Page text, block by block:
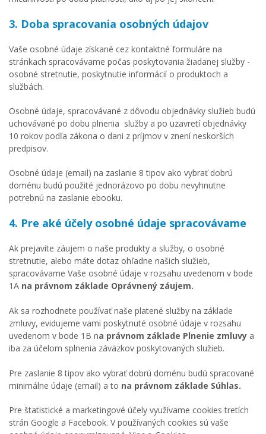
3. Doba spracovania osobných údajov
Vaše osobné údaje získané cez kontaktné formuláre na
stránkach spracovávame počas poskytovania žiadanej služby -
osobné stretnutie, poskytnutie informácií o produktoch a
službách.
Osobné údaje, spracovávané z dôvodu objednávky služieb budú
uchovávané po dobu plnenia služby a po uzavretí objednávky
10 rokov podľa zákona o dani z príjmov v znení neskorších
predpisov.
Osobné údaje (email) na zaslanie 8 tipov ako vybrať dobrú
doménu budú použité jednorázovo po dobu nevyhnutne
potrebnú na zaslanie ebooku.
4. Pre aké účely osobné údaje spracovávame
Ak prejavíte záujem o naše produkty a služby, o osobné
stretnutie, alebo máte dotaz ohľadne našich služieb,
spracovávame Vaše osobné údaje v rozsahu uvedenom v bode
1A na právnom základe Oprávnený záujem.
Ak sa rozhodnete používať naše platené služby na základe
zmluvy, evidujeme vami poskytnuté osobné údaje v rozsahu
uvedenom v bode 1B na právnom základe Plnenie zmluvy a
iba za účelom splnenia záväzkov poskytovaných služieb.
Pre zaslanie 8 tipov ako vybrať dobrú doménu budú spracované
minimálne údaje (email) a to na právnom základe Súhlas.
Pre štatistické a marketingové účely využívame cookies tretích
strán Google a Facebook. V používaných cookies sú vaše